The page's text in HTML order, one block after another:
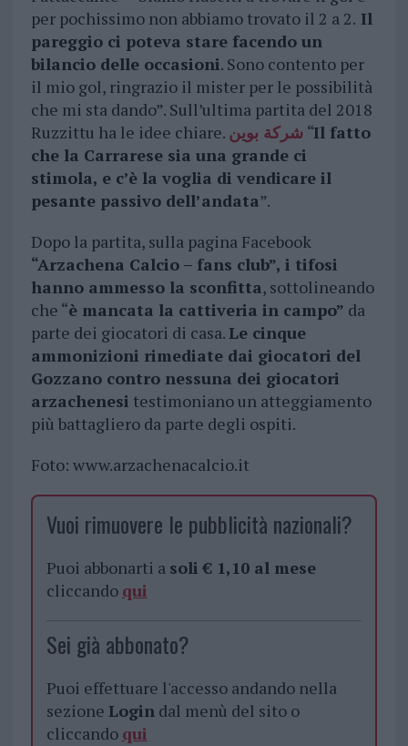
per pochissimo non abbiamo trovato il 2 a 2. Il
pareggio ci poteva stare facendo un
bilancio delle occasioni. Sono contento per
il mio gol, ringrazio il mister per le possibilità
che mi sta dando”. Sull’ultima partita del 2018
Ruzzittu ha le idee chiare. شركة بوين “Il fatto
che la Carrarese sia una grande ci
stimola, e c’è la voglia di vendicare il
pesante passivo dell’andata”.
Dopo la partita, sulla pagina Facebook
“Arzachena Calcio – fans club”, i tifosi
hanno ammesso la sconfitta, sottolineando
che “è mancata la cattiveria in campo” da
parte dei giocatori di casa.Le cinque
ammonizioni rimediate dai giocatori del
Gozzano contro nessuna dei giocatori
arzachenesi testimoniano un atteggiamento
più battagliero da parte degli ospiti.
Foto: www.arzachenacalcio.it
Vuoi rimuovere le pubblicità nazionali?
Puoi abbonarti a soli € 1,10 al mese
cliccando qui
Sei già abbonato?
Puoi effettuare l'accesso andando nella
sezione Logindal menù del sito o
cliccando qui